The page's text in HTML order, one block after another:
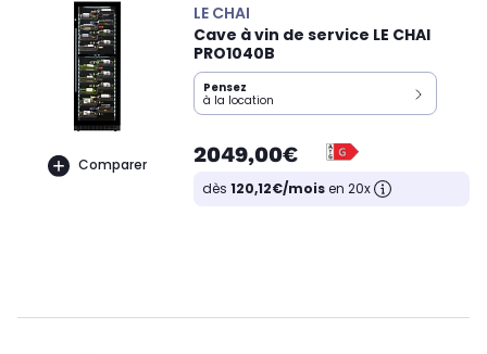
Comparer
LE CHAI
Cave à vin de service LE CHAI
PRO1040B
Pensez
à la location
2049,00€
dès 120,12€/moisen 20x